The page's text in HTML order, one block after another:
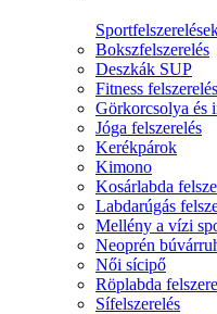
Bokszfelszerelés
Deszkák SUP
Fitness felszerelés
Görkorcsolya és
Jóga felszerelés
Kerékpárok
Kimono
Kosárlabda
Labdarúgás
Mellény a vízi
Neoprén
Női sícipő
Röplabda
Sífelszerelés